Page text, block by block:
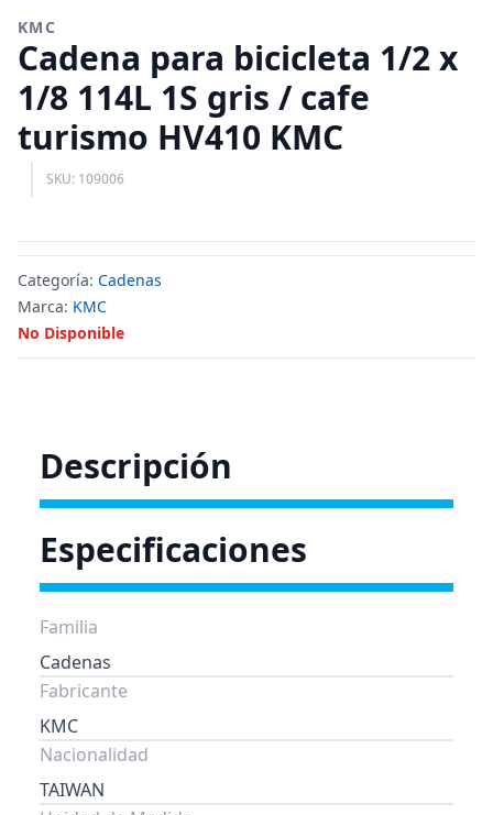
KMC
Cadena para bicicleta 1/2 x
1/8 114L 1S gris / cafe
turismo HV410 KMC
SKU: 109006
Categoría: Cadenas
Marca: KMC
No Disponible
Descripción
Especificaciones
Familia
Cadenas
Fabricante
KMC
Nacionalidad
TAIWAN